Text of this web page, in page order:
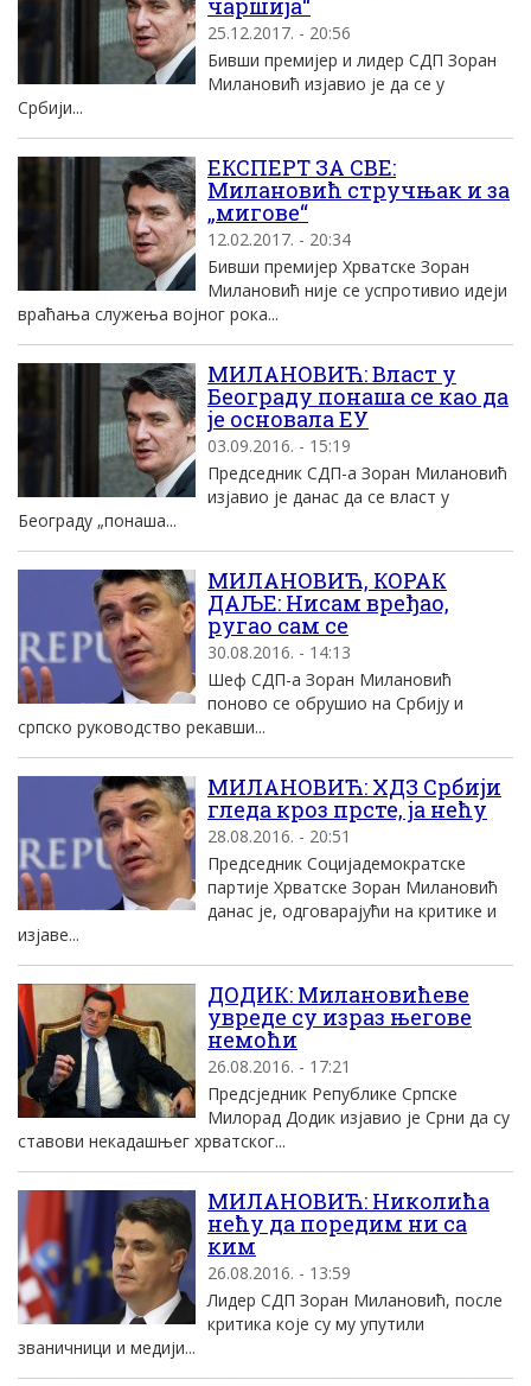
чаршија“
25.12.2017. - 20:56
Бивши премијер и лидер СДП Зоран
Милановић изјавио је да се у
Србији...
ЕКСПЕРТ ЗА СВЕ:
Милановић стручњак и за
„мигове“
12.02.2017. - 20:34
Бивши премијер Хрватске Зоран
Милановић није се успротивио идеји
враћања служења војног рока...
MИЛАНОВИЋ: Власт у
Београду понаша се као да
jе основала EУ
03.09.2016. - 15:19
Председник СДП-а Зоран Mилановић
изjавио jе данас да се власт у
Београду „понаша...
MИЛАНОВИЋ, КОРАК
ДАЉЕ: Нисам вређао,
ругао сам се
30.08.2016. - 14:13
Шеф СДП-а Зоран Mилановић
поново се обрушио на Србиjу и
српско руководство рекавши...
MИЛАНОВИЋ: ХДЗ Србиjи
гледа кроз прсте, jа нећу
28.08.2016. - 20:51
Председник Социjадемократске
партиjе Хрватске Зоран Mилановић
данас jе, одговараjући на критике и
изjаве...
ДОДИК: Милановићеве
увреде су израз његове
немоћи
26.08.2016. - 17:21
Предсједник Републике Српске
Милорад Додик изјавио је Срни да су
ставови некадашњег хрватског...
МИЛАНОВИЋ: Николића
нећу да поредим ни са
ким
26.08.2016. - 13:59
Лидер СДП Зоран Милановић, после
критика које су му упутили
званичници и медији...